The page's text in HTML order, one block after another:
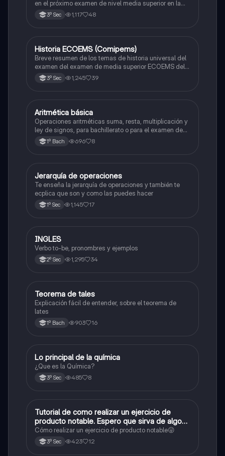
en el próximo examen de nivel media superior en la
zona metropolitana de el valle de México
3º Sec 1,117 48
Historia
Historia ECOEMS (Comipems)
Breve resumen de los temas de historia universal del
examen del examen de media superior ECOEMS del
valle de México
3º Sec 1,245 39
Matemáticas
Aritmética básica
Operaciones aritméticas suma, resta, multiplicación y
ley de signos, para bachillerato o para el examen de
admisión a la universidad
1º Bach 696 8
Matemáticas
Jerarquía de operaciones
Te enseña la jerarquía de operaciones y también te
ecplica que son y como las puedes hacer
1º Sec 1,145 17
Inglés
INGLES
Verbo to-be, pronombres y ejemplos
2º Sec 1,295 34
Matemáticas
Teorema de tales
Explicación fácil de entender, sobre el teorema de
lates
1º Bach 903 16
Química
Lo principal de la química
¿Que es la Química?
3º Sec 485 8
Matemáticas
Tutorial de como realizar un ejercicio de
producto notable. Espero que sirva de algo💕
😜
Cómo realizar un ejercicio de producto notable😜
3º Sec 423 12